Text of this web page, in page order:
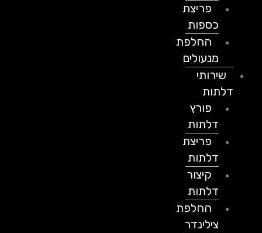
פריצת
כספות
החלפת
מנעולים
שירותי
דלתות
פורץ
דלתות
פריצת
דלתות
קיצור
דלתות
החלפת
צילינדר